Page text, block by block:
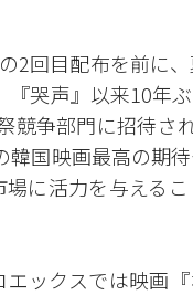
回目配布を前に
哭声』以来10年
競争部門に招待さ
国映画最高の期
に活力を与える
ックスでは映画